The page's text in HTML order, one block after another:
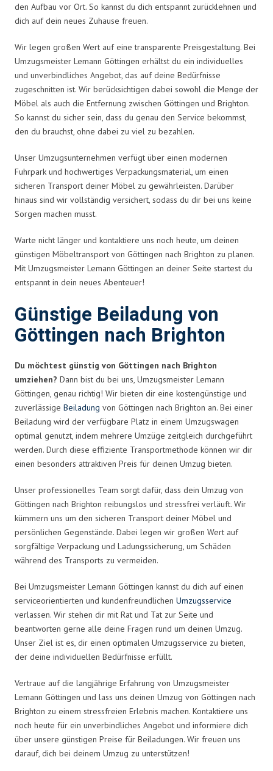
den Aufbau vor Ort. So kannst du dich entspannt zurücklehnen und
dich auf dein neues Zuhause freuen.
Wir legen großen Wert auf eine transparente Preisgestaltung. Bei
Umzugsmeister Lemann Göttingen erhältst du ein individuelles
und unverbindliches Angebot, das auf deine Bedürfnisse
zugeschnitten ist. Wir berücksichtigen dabei sowohl die Menge der
Möbel als auch die Entfernung zwischen Göttingen und Brighton.
So kannst du sicher sein, dass du genau den Service bekommst,
den du brauchst, ohne dabei zu viel zu bezahlen.
Unser Umzugsunternehmen verfügt über einen modernen
Fuhrpark und hochwertiges Verpackungsmaterial, um einen
sicheren Transport deiner Möbel zu gewährleisten. Darüber
hinaus sind wir vollständig versichert, sodass du dir bei uns keine
Sorgen machen musst.
Warte nicht länger und kontaktiere uns noch heute, um deinen
günstigen Möbeltransport von Göttingen nach Brighton zu planen.
Mit Umzugsmeister Lemann Göttingen an deiner Seite startest du
entspannt in dein neues Abenteuer!
Günstige Beiladung von
Göttingen nach Brighton
Du möchtest günstig von Göttingen nach Brighton
umziehen? Dann bist du bei uns, Umzugsmeister Lemann
Göttingen, genau richtig! Wir bieten dir eine kostengünstige und
zuverlässige Beiladung von Göttingen nach Brighton an. Bei einer
Beiladung wird der verfügbare Platz in einem Umzugswagen
optimal genutzt, indem mehrere Umzüge zeitgleich durchgeführt
werden. Durch diese effiziente Transportmethode können wir dir
einen besonders attraktiven Preis für deinen Umzug bieten.
Unser professionelles Team sorgt dafür, dass dein Umzug von
Göttingen nach Brighton reibungslos und stressfrei verläuft. Wir
kümmern uns um den sicheren Transport deiner Möbel und
persönlichen Gegenstände. Dabei legen wir großen Wert auf
sorgfältige Verpackung und Ladungssicherung, um Schäden
während des Transports zu vermeiden.
Bei Umzugsmeister Lemann Göttingen kannst du dich auf einen
serviceorientierten und kundenfreundlichen Umzugsservice
verlassen. Wir stehen dir mit Rat und Tat zur Seite und
beantworten gerne alle deine Fragen rund um deinen Umzug.
Unser Ziel ist es, dir einen optimalen Umzugsservice zu bieten,
der deine individuellen Bedürfnisse erfüllt.
Vertraue auf die langjährige Erfahrung von Umzugsmeister
Lemann Göttingen und lass uns deinen Umzug von Göttingen nach
Brighton zu einem stressfreien Erlebnis machen. Kontaktiere uns
noch heute für ein unverbindliches Angebot und informiere dich
über unsere günstigen Preise für Beiladungen. Wir freuen uns
darauf, dich bei deinem Umzug zu unterstützen!